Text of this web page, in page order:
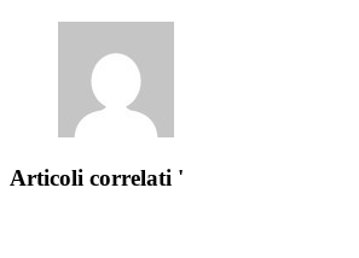
Articoli correlati '